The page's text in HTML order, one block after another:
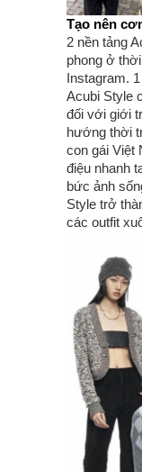
Tạo nên
2 nền tảng
phong ở
Instagram.
Acubi Style
đối với giới
hướng thời
con gái Việt
điệu nhanh
bức ảnh
Style trở
các outfit